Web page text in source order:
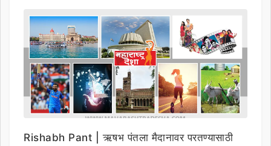
Rishabh Pant | ऋषभ पंतला मैदानावर परतण्यासाठी